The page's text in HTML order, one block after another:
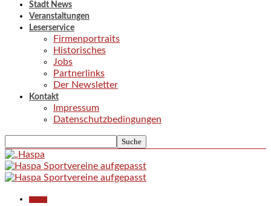
Stadt News
Veranstaltungen
Leserservice
Firmenportraits
Historisches
Jobs
Partnerlinks
Der Newsletter
Kontakt
Impressum
Datenschutzbedingungen